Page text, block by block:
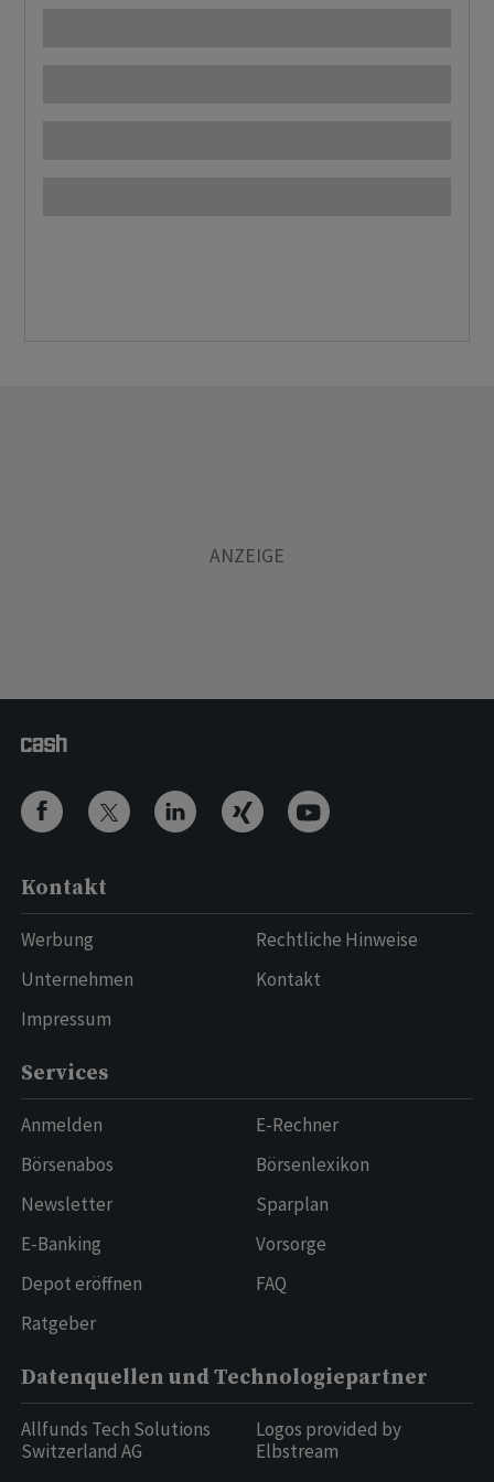
Kontakt
Werbung
Unternehmen
Impressum
Rechtliche Hinweise
Kontakt
Services
Anmelden
Börsenabos
Newsletter
E-Banking
Depot eröffnen
Ratgeber
E-Rechner
Börsenlexikon
Sparplan
Vorsorge
FAQ
Datenquellen und Technologiepartner
Allfunds Tech Solutions
Switzerland AG
Logos provided by
Elbstream